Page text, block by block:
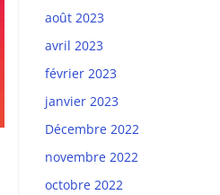
août 2023
avril 2023
février 2023
janvier 2023
Décembre 2022
novembre 2022
octobre 2022